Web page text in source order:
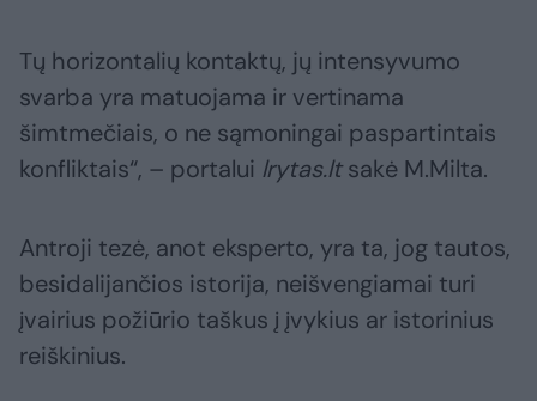
Tų horizontalių kontaktų, jų intensyvumo
svarba yra matuojama ir vertinama
šimtmečiais, o ne sąmoningai paspartintais
konfliktais“, – portalui lrytas.ltsakė M.Milta.
Antroji tezė, anot eksperto, yra ta, jog tautos,
besidalijančios istorija, neišvengiamai turi
įvairius požiūrio taškus į įvykius ar istorinius
reiškinius.